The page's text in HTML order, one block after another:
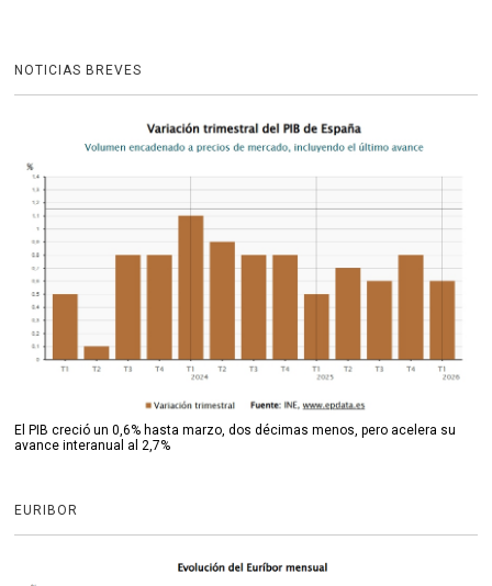
NOTICIAS BREVES
El PIB creció un 0,6% hasta marzo, dos décimas menos, pero acelera su
avance interanual al 2,7%
EURIBOR